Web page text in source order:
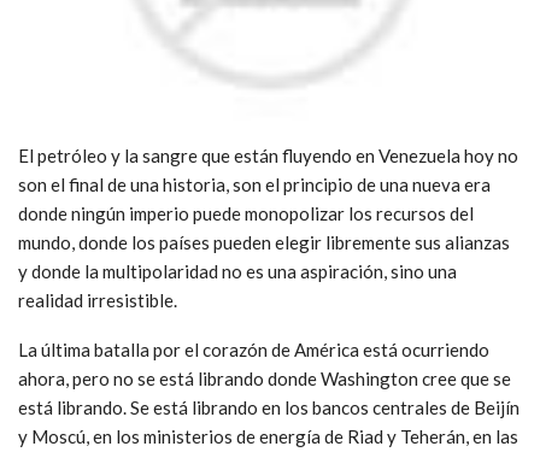
El petróleo y la sangre que están fluyendo en Venezuela hoy no
son el final de una historia, son el principio de una nueva era
donde ningún imperio puede monopolizar los recursos del
mundo, donde los países pueden elegir libremente sus alianzas
y donde la multipolaridad no es una aspiración, sino una
realidad irresistible.
La última batalla por el corazón de América está ocurriendo
ahora, pero no se está librando donde Washington cree que se
está librando. Se está librando en los bancos centrales de Beijín
y Moscú, en los ministerios de energía de Riad y Teherán, en las